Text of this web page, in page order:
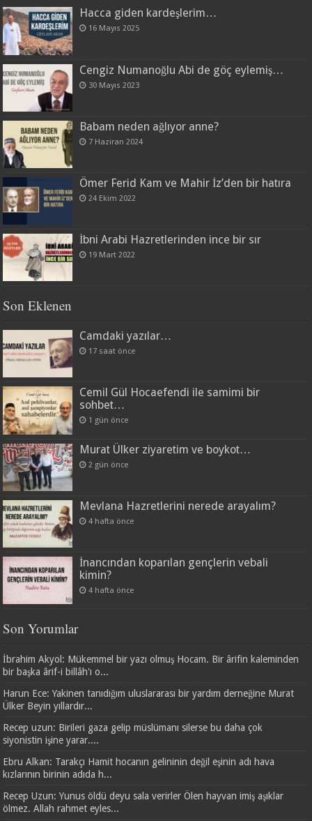
Hacca giden kardeşlerim…
16 Mayıs 2025
Cengiz Numanoğlu Abi de göç eylemiş…
30 Mayıs 2023
Babam neden ağlıyor anne?
7 Haziran 2024
Ömer Ferid Kam ve Mahir İz’den bir hatıra
24 Ekim 2022
İbni Arabi Hazretlerinden ince bir sır
19 Mart 2022
Son Eklenen
Camdaki yazılar…
17 saat önce
Cemil Gül Hocaefendi ile samimi bir
sohbet…
1 gün önce
Murat Ülker ziyaretim ve boykot…
2 gün önce
Mevlana Hazretlerini nerede arayalım?
4 hafta önce
İnancından koparılan gençlerin vebali
kimin?
4 hafta önce
Son Yorumlar
İbrahim Akyol: Mükemmel bir yazı olmuş Hocam. Bir ârifin kaleminden
bir başka ârif-i billâh'ı o...
Harun Ece: Yakinen tanıdığım uluslararası bir yardım derneğine Murat
Ülker Beyin yıllardır...
Recep uzun: Birileri gaza gelip müslümanı silerse bu daha çok
siyonistin işine yarar....
Ebru Alkan: Tarakçı Hamit hocanın gelininin değil eşinin adı hava
kızlarının birinin adıda h...
Recep Uzun: Yunus öldü deyu sala verirler Ölen hayvan imiş aşıklar
ölmez. Allah rahmet eyles...